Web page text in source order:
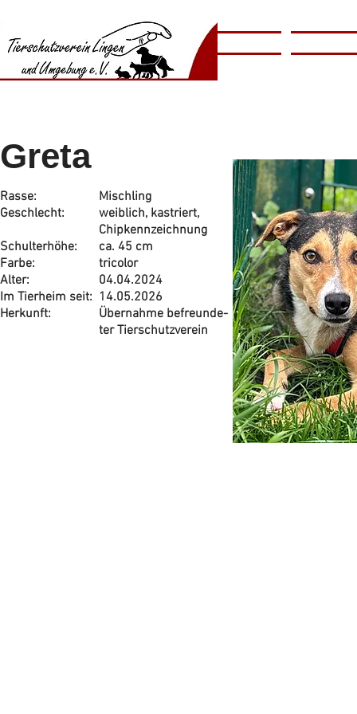
​​Animal
​ShelterHome
Greta
Rasse:
Geschlecht:
Schulterhöhe:
Farbe:
Alter:
Im Tierheim seit:
Herkunft:
Mischling
weiblich, kastriert,
Chipkennzeichnung
ca. 45 cm
tricolor
04.04.2024
14.05.2026
Übernahme befreunde-
ter Tierschutzverein